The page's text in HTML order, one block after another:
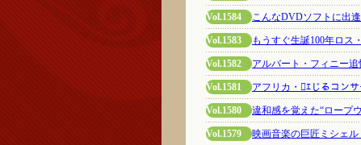
Vol.1584 こんなDVDソフトに出
Vol.1583 もうすぐ生誕100年ロス
Vol.1582 アルバート・フィニー
Vol.1581 アフリカ・ｴじるコン
Vol.1580 違和感を覚えた“ロープ
Vol.1579 映画音楽の巨匠ミシェ